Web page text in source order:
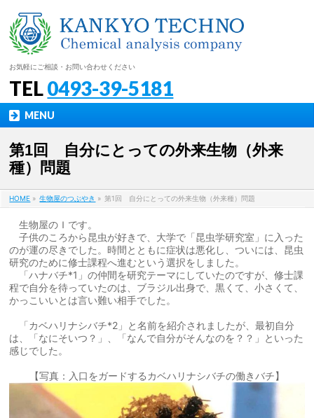
お気軽にご相談・お問い合わせください
TEL0493-39-5181
MENU
第1回 自分にとっての外来生物（外来
種）問題
HOME » 生物屋のつぶやき » 第1回 自分にとっての外来生物（外来種）問題
生物屋のＩです。
子供のころから昆虫が好きで、大学で「昆虫学研究室」に入った
のが運の尽きでした。時間とともに症状は悪化し、ついには、昆虫
研究のために修士課程へ進むという選択をしました。
「ハナバチ*1」の仲間を研究テーマにしていたのですが、修士課
程で自分を待っていたのは、ブラジル出身で、黒くて、小さくて、
かっこいいとは言い難い相手でした。
「カベハリナシバチ*2」と名前を紹介されましたが、最初自分
は、「なにそいつ？」、「なんで自分がそんなのを？？」といった
感じでした。
【写真：入口をガードするカベハリナシバチの働きバチ】